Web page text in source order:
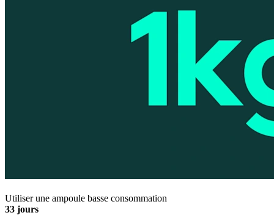
Utiliser une ampoule basse consommation
33 jours